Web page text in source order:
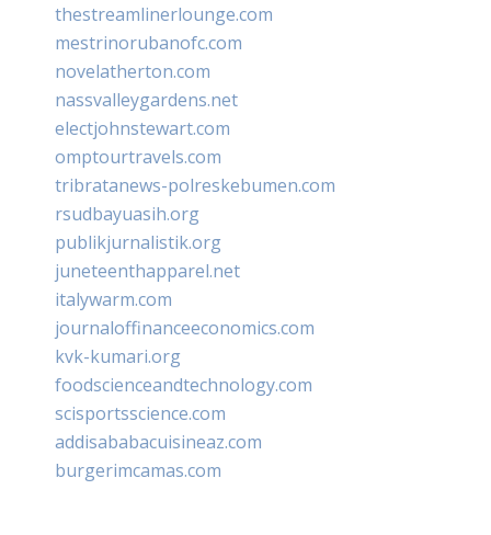
thestreamlinerlounge.com
mestrinorubanofc.com
novelatherton.com
nassvalleygardens.net
electjohnstewart.com
omptourtravels.com
tribratanews-polreskebumen.com
rsudbayuasih.org
publikjurnalistik.org
juneteenthapparel.net
italywarm.com
journaloffinanceeconomics.com
kvk-kumari.org
foodscienceandtechnology.com
scisportsscience.com
addisababacuisineaz.com
burgerimcamas.com